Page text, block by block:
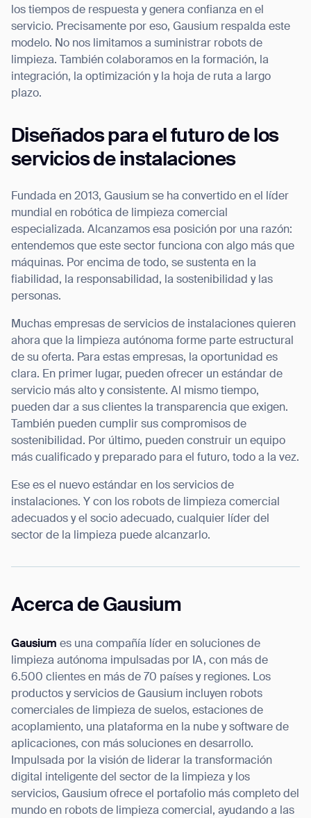
los tiempos de respuesta y genera confianza en el
servicio. Precisamente por eso, Gausium respalda este
modelo. No nos limitamos a suministrar robots de
limpieza. También colaboramos en la formación, la
integración, la optimización y la hoja de ruta a largo
plazo.
Diseñados para el futuro de los
servicios de instalaciones
Fundada en 2013, Gausium se ha convertido en el líder
mundial en robótica de limpieza comercial
especializada. Alcanzamos esa posición por una razón:
entendemos que este sector funciona con algo más que
máquinas. Por encima de todo, se sustenta en la
fiabilidad, la responsabilidad, la sostenibilidad y las
personas.
Muchas empresas de servicios de instalaciones quieren
ahora que la limpieza autónoma forme parte estructural
de su oferta. Para estas empresas, la oportunidad es
clara. En primer lugar, pueden ofrecer un estándar de
servicio más alto y consistente. Al mismo tiempo,
pueden dar a sus clientes la transparencia que exigen.
También pueden cumplir sus compromisos de
sostenibilidad. Por último, pueden construir un equipo
más cualificado y preparado para el futuro, todo a la vez.
Ese es el nuevo estándar en los servicios de
instalaciones. Y con los robots de limpieza comercial
adecuados y el socio adecuado, cualquier líder del
sector de la limpieza puede alcanzarlo.
Acerca de Gausium
Gausium es una compañía líder en soluciones de
limpieza autónoma impulsadas por IA, con más de
6.500 clientes en más de 70 países y regiones. Los
productos y servicios de Gausium incluyen robots
comerciales de limpieza de suelos, estaciones de
acoplamiento, una plataforma en la nube y software de
aplicaciones, con más soluciones en desarrollo.
Impulsada por la visión de liderar la transformación
digital inteligente del sector de la limpieza y los
servicios, Gausium ofrece el portafolio más completo del
mundo en robots de limpieza comercial, ayudando a las